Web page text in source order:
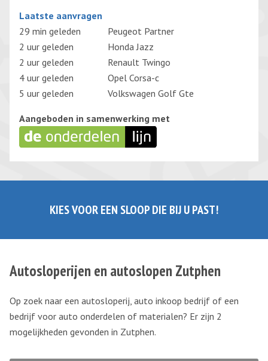
Gelieve dit veld leeg te laten.
Laatste aanvragen
29 min geleden
Peugeot Partner
2 uur geleden
Honda Jazz
2 uur geleden
Renault Twingo
4 uur geleden
Opel Corsa-c
5 uur geleden
Volkswagen Golf Gte
Aangeboden in samenwerking met
KIES VOOR EEN SLOOP DIE BIJ U PAST!
Autosloperijen en autoslopen Zutphen
Op zoek naar een autosloperij, auto inkoop bedrijf of een
bedrijf voor auto onderdelen of materialen? Er zijn 2
mogelijkheden gevonden in Zutphen.